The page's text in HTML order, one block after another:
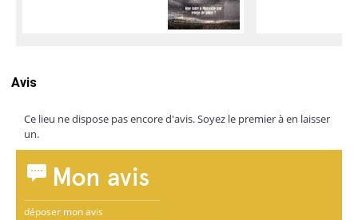
Avis
Ce lieu ne dispose pas encore d'avis. Soyez le premier à en laisser
un.
Mon avis
déposer mon avis